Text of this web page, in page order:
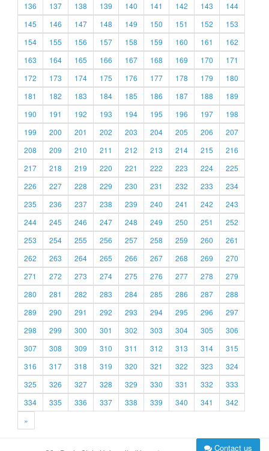
136
137 138 139 140 141 142 143
144
145
146 147 148 149 150 151 152
153
154
155 156 157 158 159 160 161
162
163
164 165 166 167 168 169 170
171
172
173 174 175 176 177 178 179
180
181
182 183 184 185 186 187 188
189
190
191 192 193 194 195 196 197
198
199
200 201 202 203 204 205 206
207
208
209 210 211 212 213 214 215
216
217
218 219 220 221 222 223 224
225
226
227 228 229 230 231 232 233
234
235
236 237 238 239 240 241 242
243
244
245 246 247 248 249 250 251
252
253
254 255 256 257 258 259 260
261
262
263 264 265 266 267 268 269
270
271
272 273 274 275 276 277 278
279
280
281 282 283 284 285 286 287
288
289
290 291 292 293 294 295 296
297
298
299 300 301 302 303 304 305
306
307
308 309 310 311 312 313 314
315
316
317 318 319 320 321 322 323
324
325
326 327 328 329 330 331 332
333
334
335 336 337 338 339 340 341
342
»
Contact us